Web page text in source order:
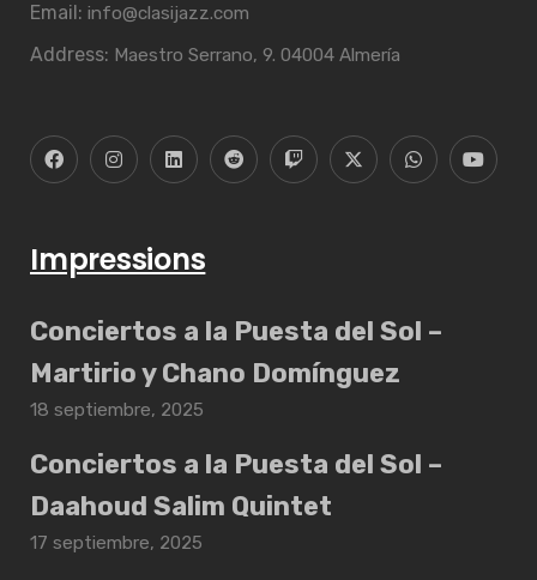
Email: info@clasijazz.com
Address: Maestro Serrano, 9. 04004 Almería
Impressions
Conciertos a la Puesta del Sol –
Martirio y Chano Domínguez
18 septiembre, 2025
Conciertos a la Puesta del Sol –
Daahoud Salim Quintet
17 septiembre, 2025